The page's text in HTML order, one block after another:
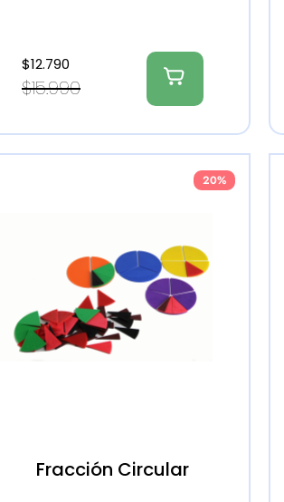
$15.990
$12.790
20%
Fracción Circular